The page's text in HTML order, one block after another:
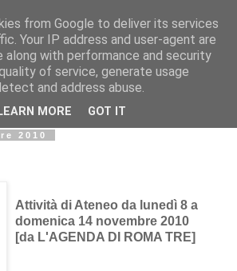
in
di Area delle arti per condividere
incontri
2010
Attività di Ateneo da lunedì 8 a
domenica 14 novembre 2010
[da L'AGENDA DI ROMA TRE]
from Google to deliver its services
Your IP address and user-agent are
along with performance and security
of service, generate usage
and address abuse.
LEARN MORE GOT IT